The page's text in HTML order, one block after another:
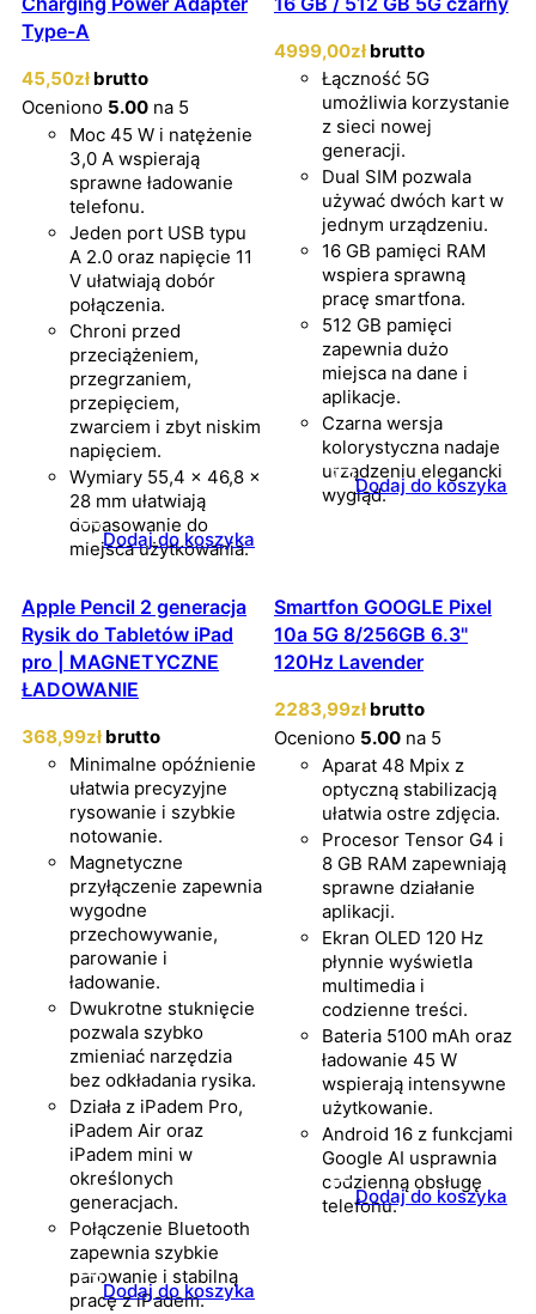
Type-A
45,50zł brutto
Oceniono 5.00 na 5
Moc 45 W i natężenie
3,0 A wspierają
sprawne ładowanie
telefonu.
Jeden port USB typu
A 2.0 oraz napięcie 11
V ułatwiają dobór
połączenia.
Chroni przed
przeciążeniem,
przegrzaniem,
przepięciem,
zwarciem i zbyt niskim
napięciem.
Wymiary 55,4 × 46,8 ×
28 mm ułatwiają
dopasowanie do
miejsca użytkowania.
Dodaj do koszyka
4999,00zł brutto
Łączność 5G
umożliwia korzystanie
z sieci nowej
generacji.
Dual SIM pozwala
używać dwóch kart w
jednym urządzeniu.
16 GB pamięci RAM
wspiera sprawną
pracę smartfona.
512 GB pamięci
zapewnia dużo
miejsca na dane i
aplikacje.
Czarna wersja
kolorystyczna nadaje
urządzeniu elegancki
wygląd.Dodaj do koszyka
Apple Pencil 2 generacja
Rysik do Tabletów iPad
pro | MAGNETYCZNE
ŁADOWANIE
368,99zł brutto
Minimalne opóźnienie
ułatwia precyzyjne
rysowanie i szybkie
notowanie.
Magnetyczne
przyłączenie zapewnia
wygodne
przechowywanie,
parowanie i
ładowanie.
Dwukrotne stuknięcie
pozwala szybko
zmieniać narzędzia
bez odkładania rysika.
Działa z iPadem Pro,
iPadem Air oraz
iPadem mini w
określonych
generacjach.
Połączenie Bluetooth
zapewnia szybkie
parowanie i stabilną
pracę z iPadem.
Dodaj do koszyka
Smartfon GOOGLE Pixel
10a 5G 8/256GB 6.3"
120Hz Lavender
2283,99zł brutto
Oceniono 5.00 na 5
Aparat 48 Mpix z
optyczną stabilizacją
ułatwia ostre zdjęcia.
Procesor Tensor G4 i
8 GB RAM zapewniają
sprawne działanie
aplikacji.
Ekran OLED 120 Hz
płynnie wyświetla
multimedia i
codzienne treści.
Bateria 5100 mAh oraz
ładowanie 45 W
wspierają intensywne
użytkowanie.
Android 16 z funkcjami
Google AI usprawnia
codzienną obsługę
telefonu.
Dodaj do koszyka